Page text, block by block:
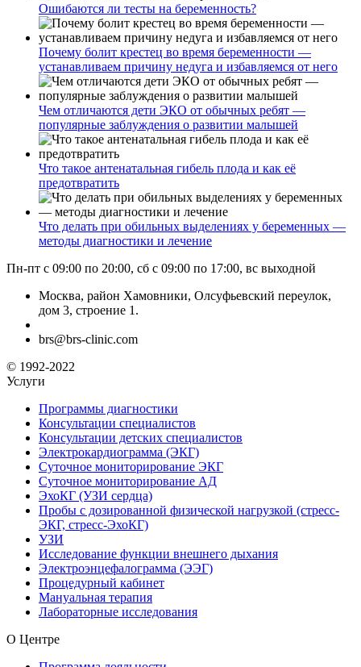
Ошибаются ли тесты на беременность?
Почему болит крестец во время беременности —
устанавливаем причину недуга и избавляемся от него
Чем отличаются дети ЭКО от обычных ребят —
популярные заблуждения о развитии малышей
Что такое антенатальная гибель плода и как её
предотвратить
Что делать при обильных выделениях у беременных —
методы диагностики и лечение
Пн-пт с 09:00 по 20:00, сб с 09:00 по 17:00, вс выходной
Москва, район Хамовники, Олсуфьевский переулок,
дом 3, строение 1.
brs@brs-clinic.com
© 1992-2022
Услуги
Программы диагностики
Консультации специалистов
Консультации детских специалистов
Электрокардиограмма (ЭКГ)
Суточное мониторирование ЭКГ
Суточное мониторирование АД
ЭхоКГ (УЗИ сердца)
Пробы с дозированной физической нагрузкой (стресс-
ЭКГ, стресс-ЭхоКГ)
УЗИ
Исследование функции внешнего дыхания
Электроэнцефалограмма (ЭЭГ)
Процедурный кабинет
Мануальная терапия
Лабораторные исследования
О Центре